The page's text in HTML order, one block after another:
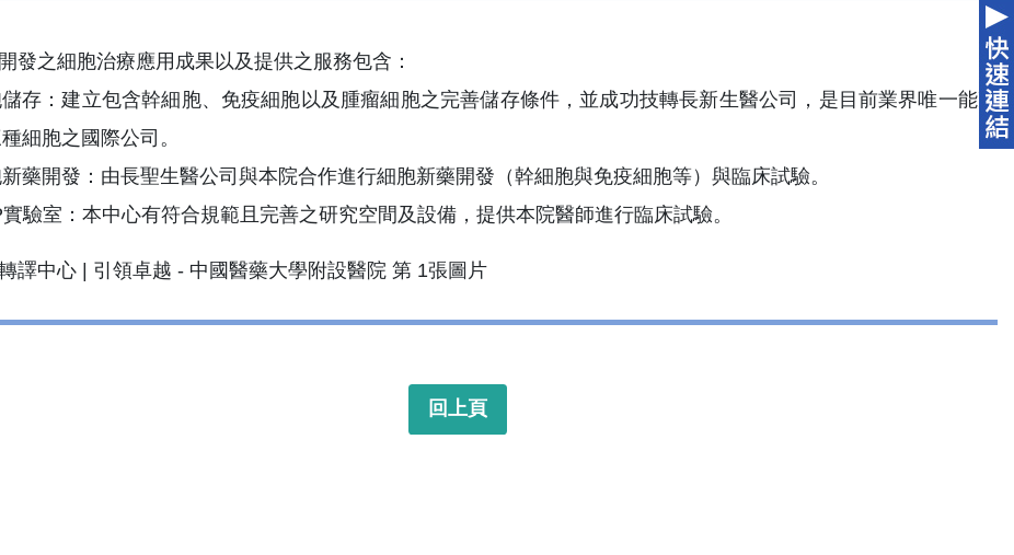
發之細胞治療應用成果以及提供之服務包含：
存：建立包含幹細胞、免疫細胞以及腫瘤細胞之完善儲存條件，並成功技轉長新生醫公司，是目前業界唯一能凍
細胞之國際公司。
藥開發：由長聖生醫公司與本院合作進行細胞新藥開發（幹細胞與免疫細胞等）與臨床試驗。
驗室：本中心有符合規範且完善之研究空間及設備，提供本院醫師進行臨床試驗。
回上頁